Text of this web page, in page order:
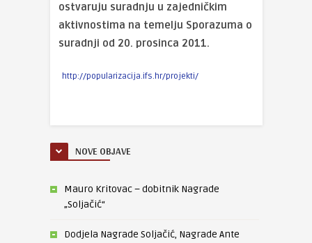
ostvaruju suradnju u zajedničkim
aktivnostima na temelju Sporazuma o
suradnji od 20. prosinca 2011.
http://popularizacija.ifs.hr/projekti/
NOVE OBJAVE
Mauro Kritovac – dobitnik Nagrade
„Soljačić“
Dodjela Nagrade Soljačić, Nagrade Ante